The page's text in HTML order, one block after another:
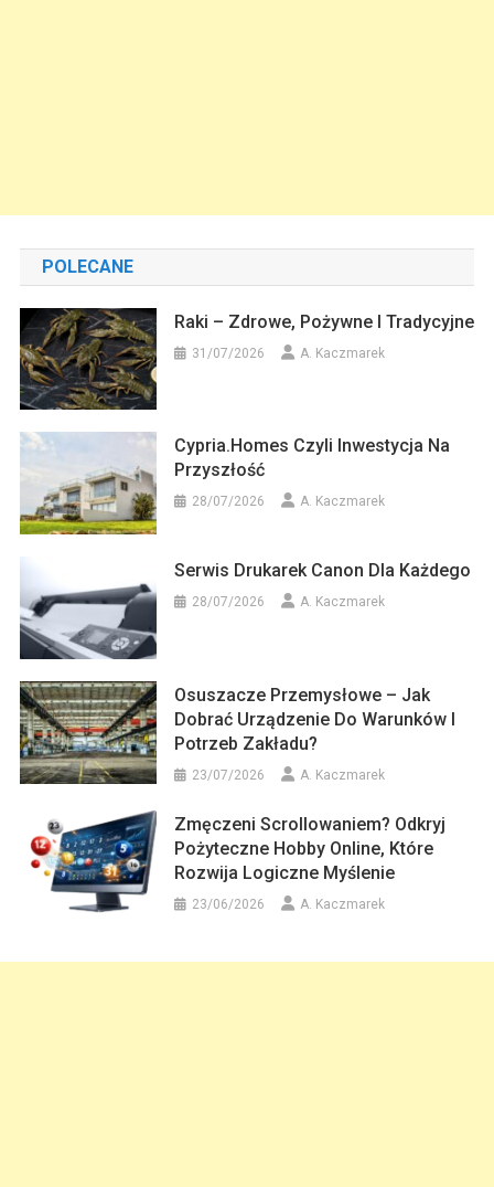
POLECANE
Raki – Zdrowe, Pożywne I Tradycyjne
31/07/2026 A. Kaczmarek
Cypria.homes Czyli Inwestycja Na
Przyszłość
28/07/2026 A. Kaczmarek
Serwis Drukarek Canon Dla Każdego
28/07/2026 A. Kaczmarek
Osuszacze Przemysłowe – Jak
Dobrać Urządzenie Do Warunków I
Potrzeb Zakładu?
23/07/2026 A. Kaczmarek
Zmęczeni Scrollowaniem? Odkryj
Pożyteczne Hobby Online, Które
Rozwija Logiczne Myślenie
23/06/2026 A. Kaczmarek